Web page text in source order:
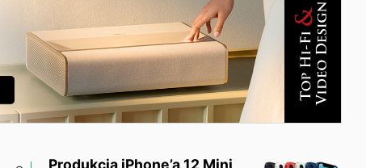
Produkcja iPhone’a 12 Mini